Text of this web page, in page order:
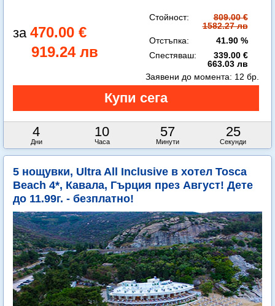
470.00 €
919.24 лв
Стойност:
809.00 €
1582.27 лв
Отстъпка:
41.90 %
Спестяваш:
339.00 €
663.03 лв
4
Дни
10
Часа
57
Минути
23
Секунди
Заявени до момента: 12 бр.
5 нощувки, Ultra All Inclusive в хотел Tosca
Beach 4*, Кавала, Гърция през Август! Дете
до 11.99г. - безплатно!